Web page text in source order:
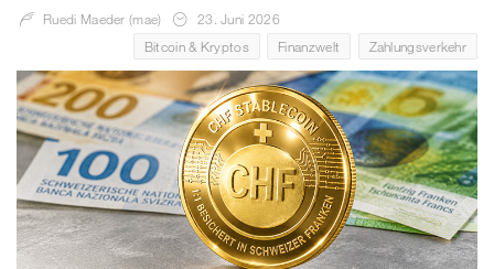
Ruedi Maeder (mae)
23. Juni 2026
Bitcoin & Kryptos
Finanzwelt Zahlungsverkehr